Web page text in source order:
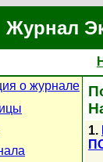
Журнал
о журнале
1.